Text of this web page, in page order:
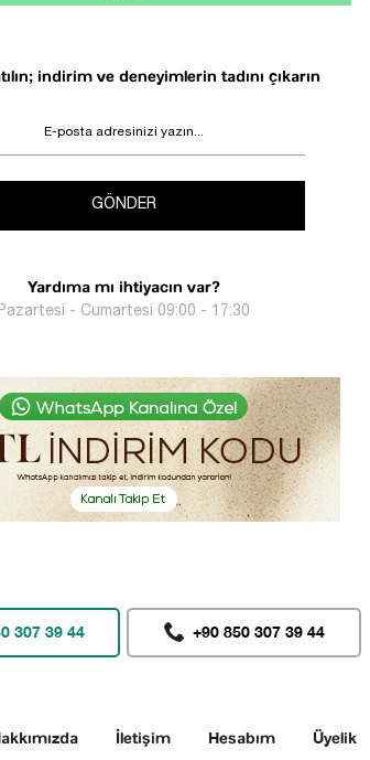
indirim ve deneyimlerin tadını çıkarın
GÖNDER
Yardıma mı ihtiyacın var?
Pazartesi - Cumartesi 09:00 - 17:30
307 39 44 +90 850 307 39 44
İletişim Hesabım Üyelik